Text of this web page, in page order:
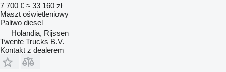
7 700 € ≈ 33 160 zł
Maszt oświetleniowy
Paliwo diesel
Holandia, Rijssen
Twente Trucks B.V.
Kontakt z dealerem